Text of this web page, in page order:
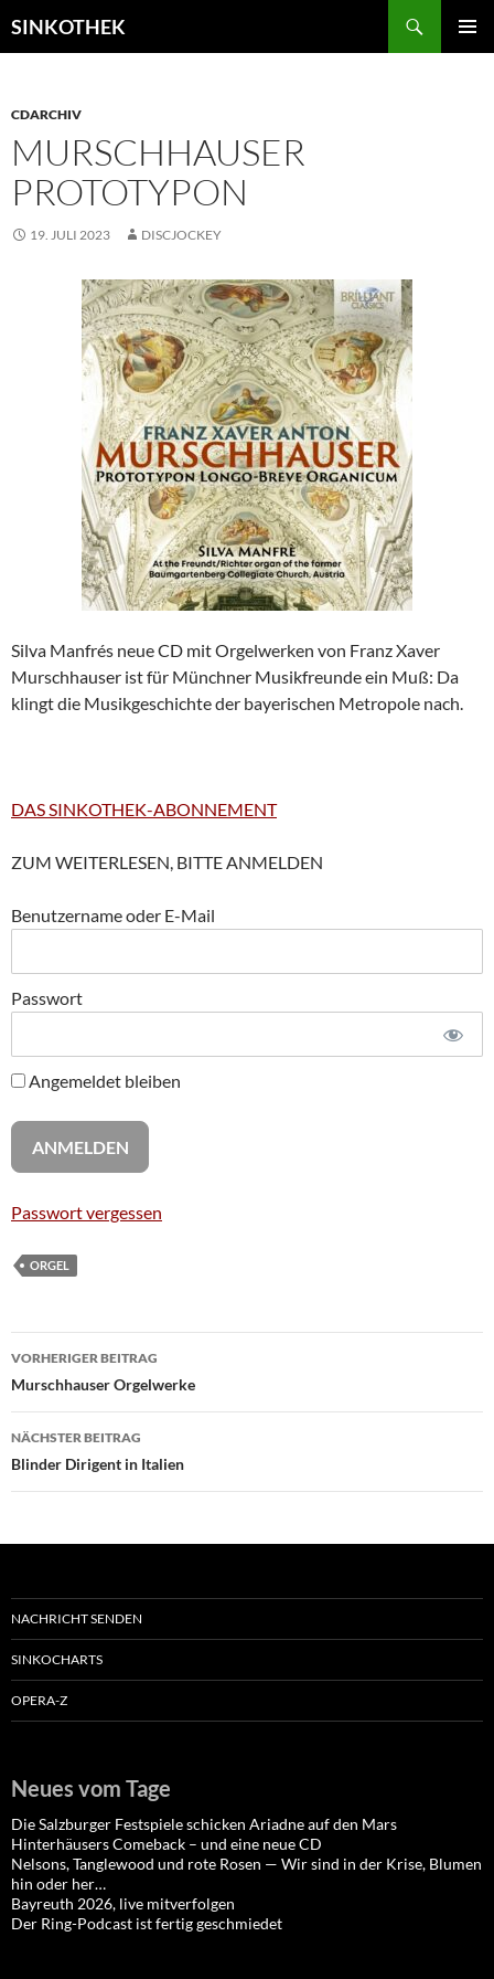
Inhalt
SINKOTHEK
CDARCHIV
MURSCHHAUSER
PROTOTYPON
19. JULI 2023 DISCJOCKEY
Silva Manfrés neue CD mit Orgelwerken von Franz Xaver
Murschhauser ist für Münchner Musikfreunde ein Muß: Da
klingt die Musikgeschichte der bayerischen Metropole nach.
DAS SINKOTHEK-ABONNEMENT
ZUM WEITERLESEN, BITTE ANMELDEN
Benutzername oder E-Mail
Passwort
Angemeldet bleiben
Passwort vergessen
ORGEL
Beitragsnavigation
VORHERIGER BEITRAG
Murschhauser Orgelwerke
NÄCHSTER BEITRAG
Blinder Dirigent in Italien
NACHRICHT SENDEN
SINKOCHARTS
OPERA-Z
Neues vom Tage
Die Salzburger Festspiele schicken Ariadne auf den Mars
Hinterhäusers Comeback – und eine neue CD
Nelsons, Tanglewood und rote Rosen — Wir sind in der Krise, Blumen
hin oder her…
Bayreuth 2026, live mitverfolgen
Der Ring-Podcast ist fertig geschmiedet